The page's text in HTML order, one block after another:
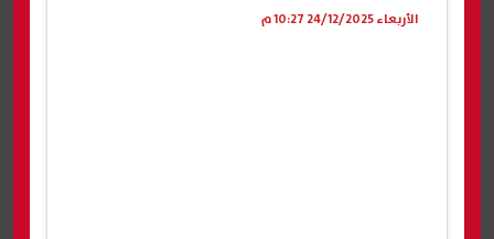
الأربعاء 24/12/2025 10:27 م